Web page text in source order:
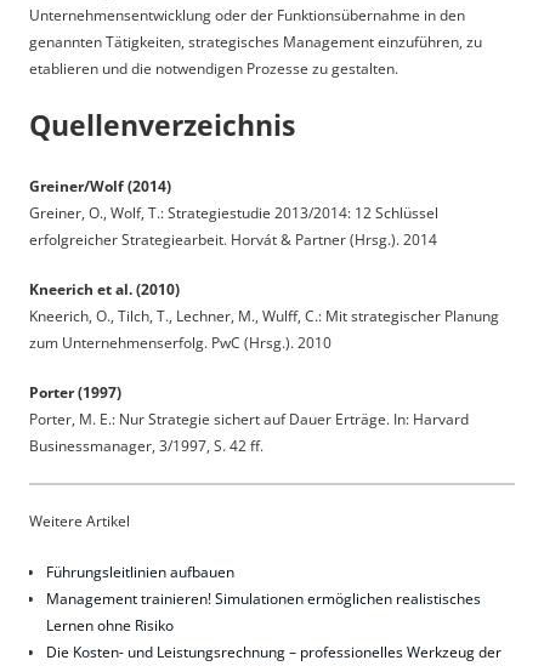
Unternehmensentwicklung oder der Funktionsübernahme in den
genannten Tätigkeiten, strategisches Management einzuführen, zu
etablieren und die notwendigen Prozesse zu gestalten.
Quellenverzeichnis
Greiner/Wolf (2014)
Greiner, O., Wolf, T.: Strategiestudie 2013/2014: 12 Schlüssel
erfolgreicher Strategiearbeit. Horvát & Partner (Hrsg.). 2014
Kneerich et al. (2010)
Kneerich, O., Tilch, T., Lechner, M., Wulff, C.: Mit strategischer Planung
zum Unternehmenserfolg. PwC (Hrsg.). 2010
Porter (1997)
Porter, M. E.: Nur Strategie sichert auf Dauer Erträge. In: Harvard
Businessmanager, 3/1997, S. 42 ff.
Weitere Artikel
Führungsleitlinien aufbauen
Management trainieren! Simulationen ermöglichen realistisches
Lernen ohne Risiko
Die Kosten- und Leistungsrechnung – professionelles Werkzeug der